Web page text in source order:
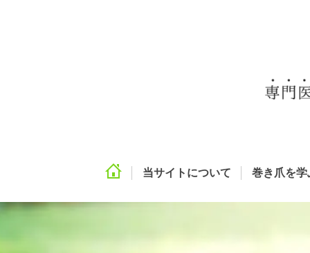
当サイトについて 巻き爪を学